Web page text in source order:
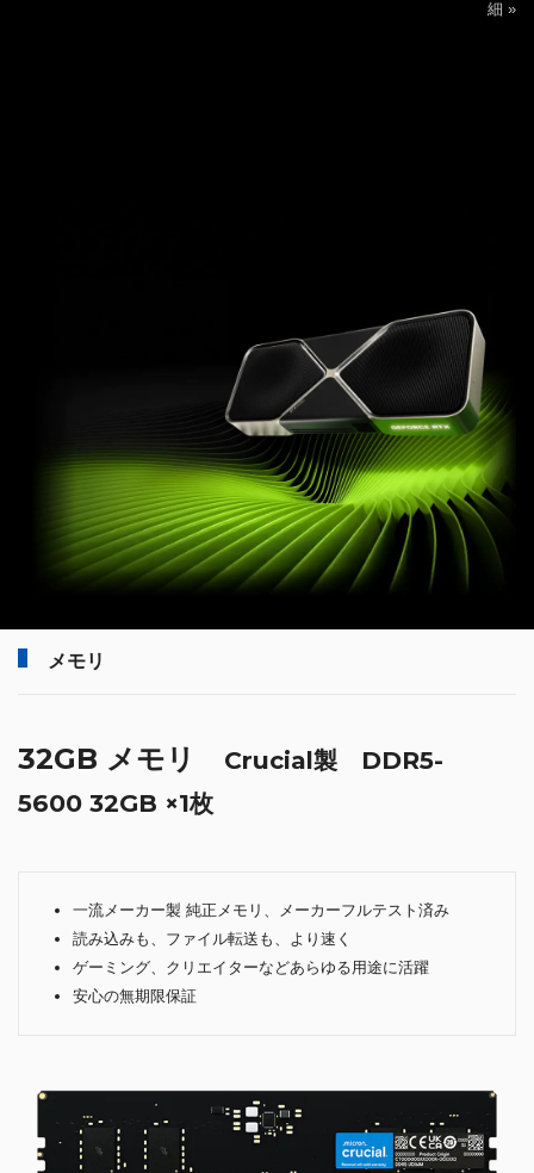
細 »
メモリ
32GB メモリ
Crucial製 DDR5-
5600 32GB ×1枚
一流メーカー製 純正メモリ、メーカーフルテスト済み
読み込みも、ファイル転送も、より速く
ゲーミング、クリエイターなどあらゆる用途に活躍
安心の無期限保証